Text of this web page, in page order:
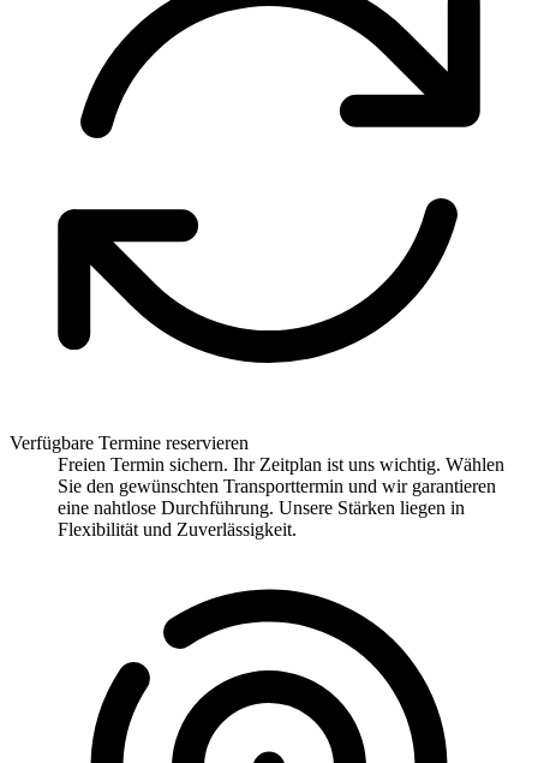
Verfügbare Termine reservieren
Freien Termin sichern. Ihr Zeitplan ist uns wichtig. Wählen
Sie den gewünschten Transporttermin und wir garantieren
eine nahtlose Durchführung. Unsere Stärken liegen in
Flexibilität und Zuverlässigkeit.